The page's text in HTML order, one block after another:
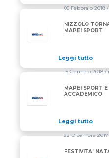
05 Febbraio 2018/
NIZZOLO
MAPEI SPORT
Leggi tutto
15 Gennaio 2018/
MAPEI SPORT
ACCADEMICO
Leggi tutto
22 Dicembre
FESTIVITA’